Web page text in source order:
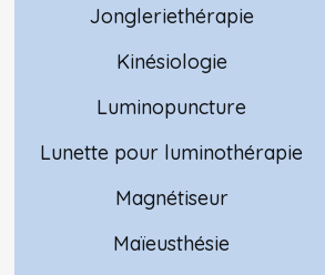
Jongleriethérapie
Kinésiologie
Luminopuncture
Lunette pour luminothérapie
Magnétiseur
Maïeusthésie